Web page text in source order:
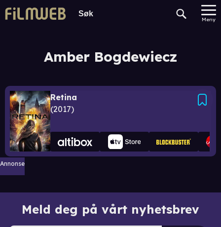
Meny
Amber Bogdewiecz
Retina
2017
Annonse
Meld deg på vårt nyhetsbrev